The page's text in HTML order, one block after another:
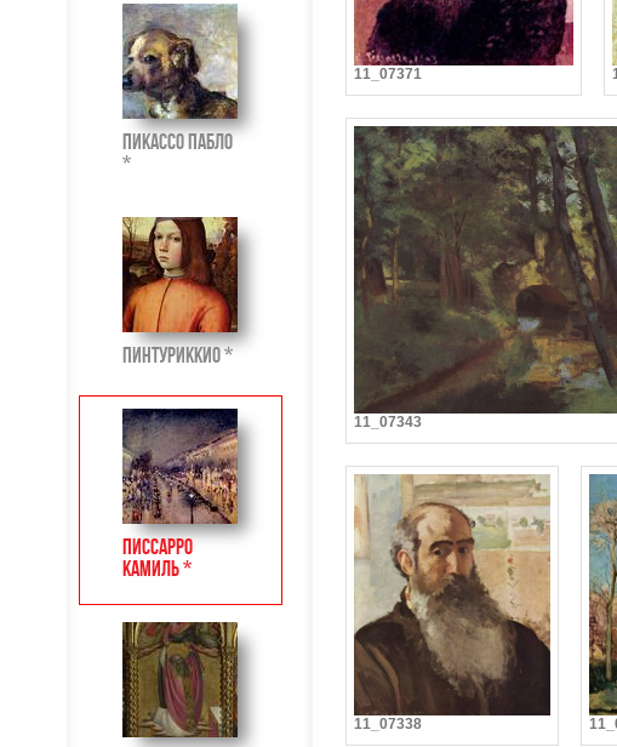
Пикассо Пабло
*
Пинтуриккио *
Писсарро
Камиль *
11_07371
11_07343
11_07338